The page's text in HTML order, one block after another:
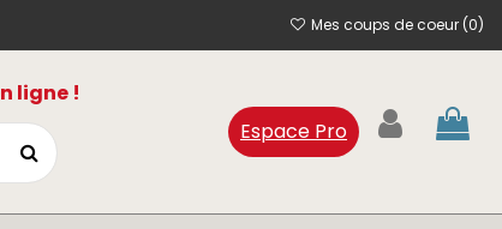
Mes coups de coeur (0)
ligne !
Espace Pro